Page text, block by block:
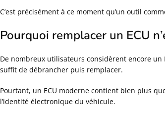
C’est précisément à ce moment qu’un outil
Pourquoi remplacer un ECU
De nombreux utilisateurs considèrent encore un
suffit de débrancher puis remplacer.
Pourtant, un ECU moderne contient bien plus
l’identité électronique du véhicule.